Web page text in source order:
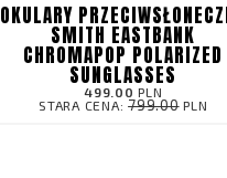
OKULARY
SMITH EASTBANK
CHROMAPOP POLARIZED
SUNGLASSES
499.00 PLN
STARA CENA:799.00PLN